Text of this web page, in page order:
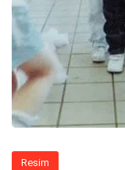
Resim